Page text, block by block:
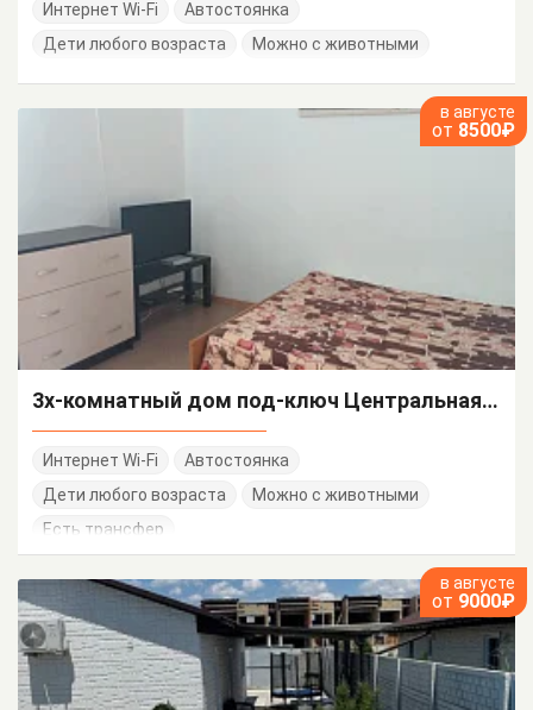
Интернет Wi-Fi
Автостоянка
Дети любого возраста
Можно с животными
в августе
от 8500₽
3х-комнатный дом под-ключ Центральная 4/Б
Интернет Wi-Fi
Автостоянка
Дети любого возраста
Можно с животными
Есть трансфер
в августе
от 9000₽